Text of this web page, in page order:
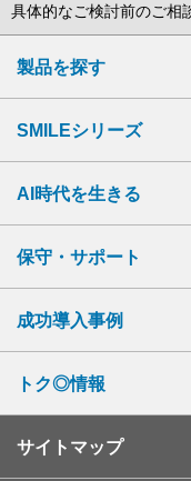
具体的なご検討前のご相
製品を探す
SMILEシリーズ
AI時代を生きる
保守・サポート
成功導入事例
トク◎情報
サイトマップ